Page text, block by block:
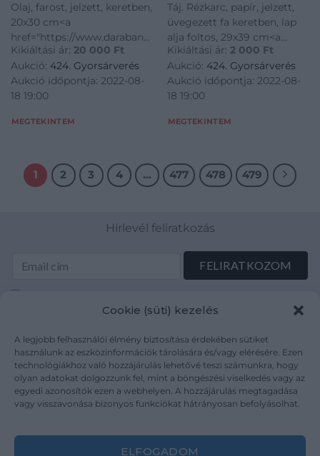
Cookie (süti) kezelés
A legjobb felhasználói élmény biztosítása érdekében sütiket
használunk az eszközinformációk tárolására és/vagy elérésére. Ezen
technológiákhoz való hozzájárulás lehetővé teszi számunkra, hogy
olyan adatokat dolgozzunk fel, mint a böngészési viselkedés vagy az
egyedi azonosítók ezen a webhelyen. A hozzájárulás megtagadása
vagy visszavonása bizonyos funkciókat hátrányosan befolyásolhat.
ELFOGADOM
Olaj, farost, jelzett, keretben,
20x30 cm<a
href="https://www.darabanth.com/hu/gyorsarveres/424/
es-grafikak/Festmenyek-es-
grafikak~500001/Bona-Jeno-
1962-Uton-Olaj-farost-
jelzett-keretben-20x30-
Kikiáltási ár: 20 000 Ft
Aukció: 424. Gyorsárverés
Aukció időpontja: 2022-08-
18 19:00
MEGTEKINTEM
Táj. Rézkarc, papír, jelzett,
üvegezett fa keretben, lap
alja foltos, 29x39 cm<a
href="https://
es-grafikak/Festmenyek-es-
grafikak~500001/Bordas-
Ferenc-1911-1982-T
Kikiáltási ár: 2 000 Ft
Aukció: 424. Gyorsárverés
Aukció időpontja: 2022-08-
18 19:00
MEGTEKINTEM
1 2 3 4 … 477 478 479
Hírlevél feliratkozás
mutargy.com/adatkezelesi-tajekoztato/
Rólunk
Médiaajánlat
Karrier
Kapcsolat
Áraink
ÁSZF
Adatvédelem
Impresszum
Kövesse a műtárgy.com-ot